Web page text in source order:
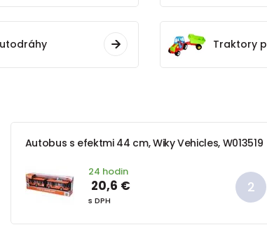
Traktory
Autobus s efektmi 44 cm, Wiky Vehicles, W013519
24 hodin
20,6 €
s DPH